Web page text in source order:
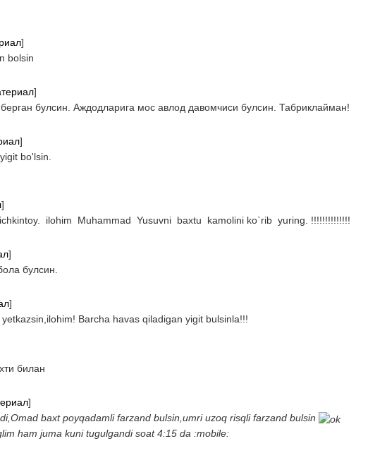
]
bolsin
]
булсин. Аждодларига мос авлод давомчиси булсин. Табриклайман!
]
bo'lsin.
]
ilohim Muhammad Yusuvni baxtu kamolini ko`rib yuring. !!!!!!!!!!!!!!
]
булсин.
]
Barcha havas qiladigan yigit bulsinla!!!
билан
]
baxt poyqadamli farzand bulsin,umri uzoq risqli farzand bulsin
ham juma kuni tugulgandi soat 4:15 da :mobile: